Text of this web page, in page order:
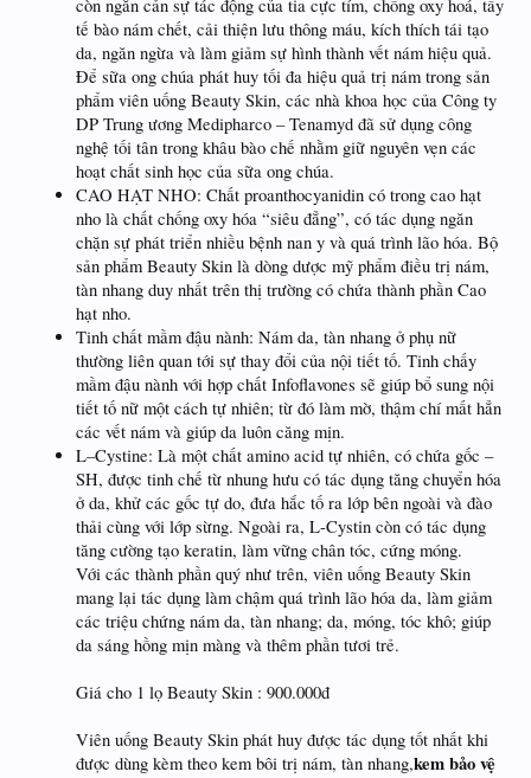
còn ngăn cản sự tác động của tia cực tím, chống oxy hoá, tẩy
tế bào nám chết, cải thiện lưu thông máu, kích thích tái tạo
da, ngăn ngừa và làm giảm sự hình thành vết nám hiệu quả.
Để sữa ong chúa phát huy tối đa hiệu quả trị nám trong sản
phẩm viên uống Beauty Skin, các nhà khoa học của Công ty
DP Trung ương Medipharco – Tenamyd đã sử dụng công
nghệ tối tân trong khâu bào chế nhằm giữ nguyên vẹn các
hoạt chất sinh học của sữa ong chúa.
CAO HẠT NHO: Chất proanthocyanidin có trong cao hạt
nho là chất chống oxy hóa “siêu đẳng”, có tác dụng ngăn
chặn sự phát triển nhiều bệnh nan y và quá trình lão hóa. Bộ
sản phẩm Beauty Skin là dòng dược mỹ phẩm điều trị nám,
tàn nhang duy nhất trên thị trường có chứa thành phần Cao
hạt nho.
Tinh chất mầm đậu nành: Nám da, tàn nhang ở phụ nữ
thường liên quan tới sự thay đổi của nội tiết tố. Tinh chấy
mầm đậu nành với hợp chất Infoflavones sẽ giúp bổ sung nội
tiết tố nữ một cách tự nhiên; từ đó làm mờ, thậm chí mất hẳn
các vết nám và giúp da luôn căng mịn.
L–Cystine: Là một chất amino acid tự nhiên, có chứa gốc –
SH, được tinh chế từ nhung hưu có tác dụng tăng chuyển hóa
ở da, khử các gốc tự do, đưa hắc tố ra lớp bên ngoài và đào
thải cùng với lớp sừng. Ngoài ra, L-Cystin còn có tác dụng
tăng cường tạo keratin, làm vững chân tóc, cứng móng.
Với các thành phần quý như trên, viên uống Beauty Skin
mang lại tác dụng làm chậm quá trình lão hóa da, làm giảm
các triệu chứng nám da, tàn nhang; da, móng, tóc khô; giúp
da sáng hồng mịn màng và thêm phần tươi trẻ.
Giá cho 1 lọ Beauty Skin : 900.000đ
Viên uống Beauty Skin phát huy được tác dụng tốt nhất khi
được dùng kèm theo kem bôi trị nám, tàn nhang,kem bảo vệ